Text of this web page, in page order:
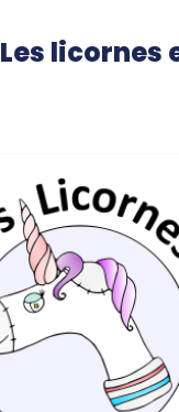
Les licornes